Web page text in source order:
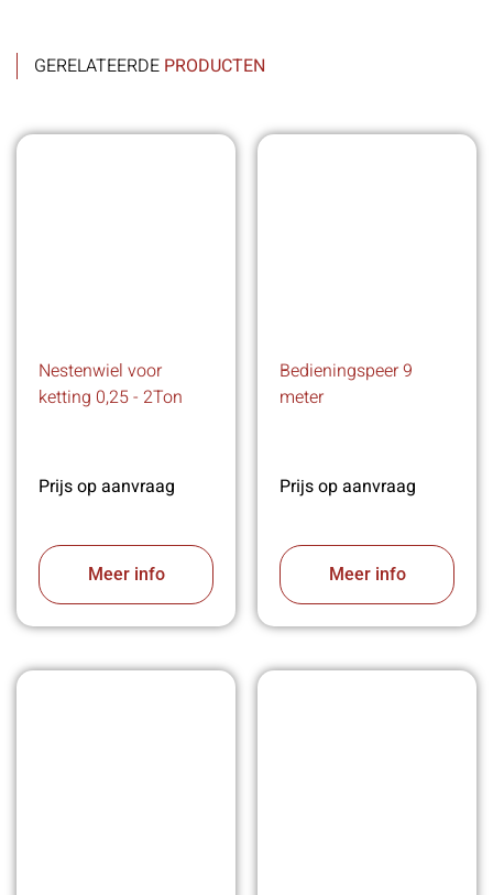
GERELATEERDE PRODUCTEN
Nestenwiel voor
ketting 0,25 - 2Ton
Prijs op aanvraag
Meer info
Bedieningspeer 9
meter
Prijs op aanvraag
Meer info